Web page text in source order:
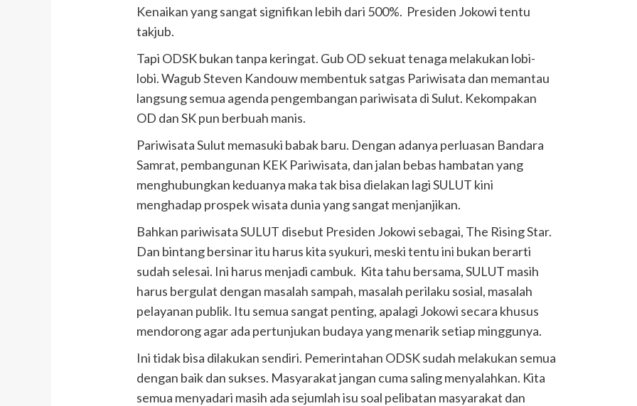
Kenaikan yang sangat signifikan lebih dari 500%. Presiden Jokowi tentu
takjub.
Tapi ODSK bukan tanpa keringat. Gub OD sekuat tenaga melakukan lobi-
lobi. Wagub Steven Kandouw membentuk satgas Pariwisata dan memantau
langsung semua agenda pengembangan pariwisata di Sulut. Kekompakan
OD dan SK pun berbuah manis.
Pariwisata Sulut memasuki babak baru. Dengan adanya perluasan Bandara
Samrat, pembangunan KEK Pariwisata, dan jalan bebas hambatan yang
menghubungkan keduanya maka tak bisa dielakan lagi SULUT kini
menghadap prospek wisata dunia yang sangat menjanjikan.
Bahkan pariwisata SULUT disebut Presiden Jokowi sebagai, The Rising Star.
Dan bintang bersinar itu harus kita syukuri, meski tentu ini bukan berarti
sudah selesai. Ini harus menjadi cambuk. Kita tahu bersama, SULUT masih
harus bergulat dengan masalah sampah, masalah perilaku sosial, masalah
pelayanan publik. Itu semua sangat penting, apalagi Jokowi secara khusus
mendorong agar ada pertunjukan budaya yang menarik setiap minggunya.
Ini tidak bisa dilakukan sendiri. Pemerintahan ODSK sudah melakukan semua
dengan baik dan sukses. Masyarakat jangan cuma saling menyalahkan. Kita
semua menyadari masih ada sejumlah isu soal pelibatan masyarakat dan